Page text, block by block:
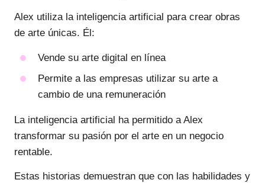
Alex utiliza la inteligencia artificial para crear obras
de arte únicas. Él:
Vende su arte digital en línea
Permite a las empresas utilizar su arte a
cambio de una remuneración
La inteligencia artificial ha permitido a Alex
transformar su pasión por el arte en un negocio
rentable.
Estas historias demuestran que con las habilidades y